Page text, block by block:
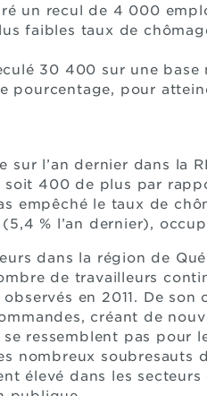
un recul de 4 000
faibles taux de
30 400 sur une
pourcentage, pour
l’an dernier dans la
400 de plus par
empêché le taux de
% l’an dernier),
dans la région de
de travailleurs
en 2011. De son
créant de
ressemblent pas pour
nombreux soubresauts
élevé dans les